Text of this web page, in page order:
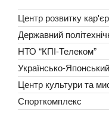
Центр розвитку
Державний
НТО “КПІ-Телеком”
Українсько-
Центр культури та
Спорткомплекс